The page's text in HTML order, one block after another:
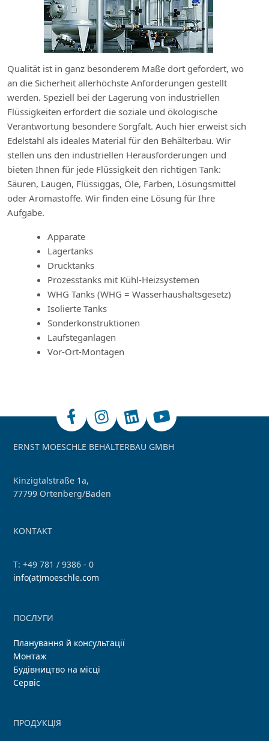
Qualität ist in ganz besonderem Maße dort gefordert, wo
an die Sicherheit allerhöchste Anforderungen gestellt
werden. Speziell bei der Lagerung von industriellen
Flüssigkeiten erfordert die soziale und ökologische
Verantwortung besondere Sorgfalt. Auch hier erweist sich
Edelstahl als ideales Material für den Behälterbau. Wir
stellen uns den industriellen Herausforderungen und
bieten Ihnen für jede Flüssigkeit den richtigen Tank:
Säuren, Laugen, Flüssiggas, Öle, Farben, Lösungsmittel
oder Aromastoffe. Wir finden eine Lösung für Ihre
Aufgabe.
Apparate
Lagertanks
Drucktanks
Prozesstanks mit Kühl-Heizsystemen
WHG Tanks (WHG = Wasserhaushaltsgesetz)
Isolierte Tanks
Sonderkonstruktionen
Laufsteganlagen
Vor-Ort-Montagen
ERNST MOESCHLE BEHÄLTERBAU GMBH
Kinzigtalstraße 1a,
77799 Ortenberg/Baden
KONTAKT
T: +49 781 / 9386 - 0
info(at)moeschle.com
ПОСЛУГИ
Планування й консультації
Монтаж
Будівництво на місці
Сервіс
ПРОДУКЦІЯ